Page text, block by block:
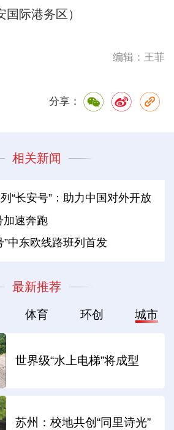
际港务区）
编辑：王菲
分享：
相关新闻
“长安号”：助力中国对外开放
加速奔跑
”中东欧线路班列首发
最新推荐
体育 环创 城市
世界级“水上电梯”将成型
苏州：校地共创“同里诗光”